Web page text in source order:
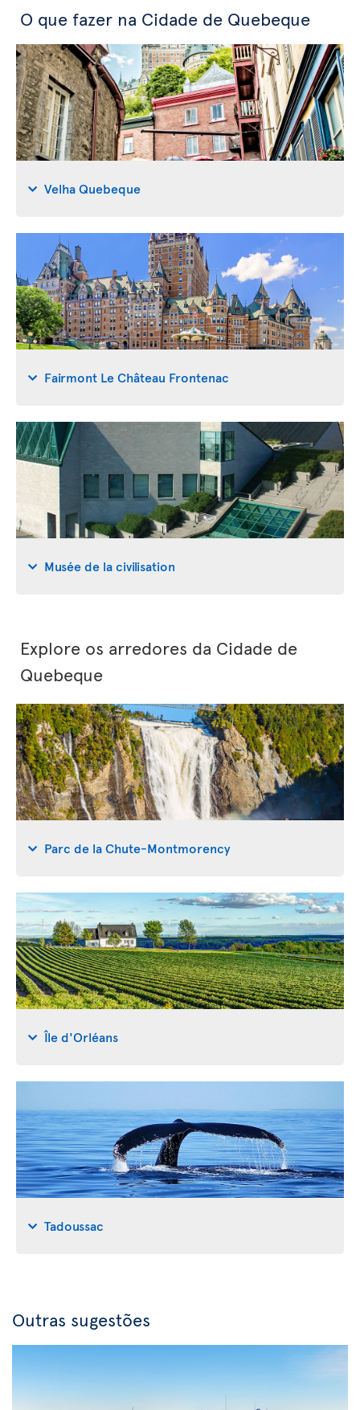
O que fazer na Cidade de Quebeque
Velha Quebeque
Fairmont Le Château Frontenac
Musée de la civilisation
Explore os arredores da Cidade de
Quebeque
Parc de la Chute-Montmorency
Île d'Orléans
Tadoussac
Outras sugestões